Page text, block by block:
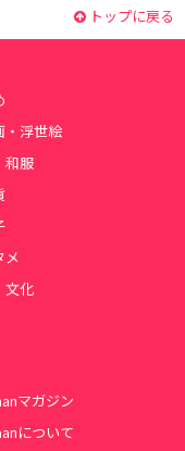
トップに戻る
・浮世絵
和服
メ
文化
マガジン
について